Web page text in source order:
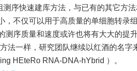
序快速建库方法，与已有的其它方
，不仅可以用于高质量的单细胞转录
测序质量和速度或许也将有大大的提
法一样，研究团队继续以红酒的名字
HEteRo RNA-DNA-hYbrid ）。